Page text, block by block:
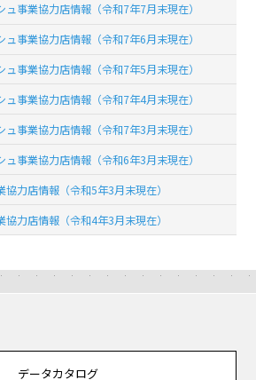
事業協力店情報（令和7年7月末現在）
事業協力店情報（令和7年6月末現在）
事業協力店情報（令和7年5月末現在）
事業協力店情報（令和7年4月末現在）
事業協力店情報（令和7年3月末現在）
事業協力店情報（令和6年3月末現在）
力店情報（令和5年3月末現在）
力店情報（令和4年3月末現在）
データカタログ